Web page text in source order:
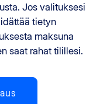
Jos valituksesi
tietyn
maksuna
saat rahat tilillesi.